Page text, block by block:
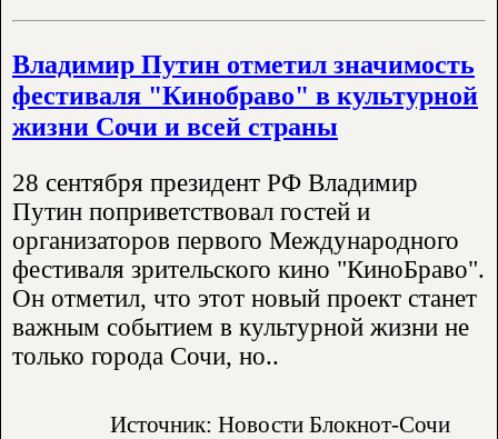
Владимир Путин отметил значимость
фестиваля "Кинобраво" в культурной
жизни Сочи и всей страны
28 сентября президент РФ Владимир
Путин поприветствовал гостей и
организаторов первого Международного
фестиваля зрительского кино "КиноБраво".
Он отметил, что этот новый проект станет
важным событием в культурной жизни не
только города Сочи, но..
Источник: Новости Блокнот-Сочи